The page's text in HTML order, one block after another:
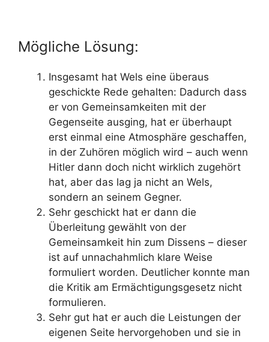
Mögliche Lösung:
Insgesamt hat Wels eine überaus
geschickte Rede gehalten: Dadurch dass
er von Gemeinsamkeiten mit der
Gegenseite ausging, hat er überhaupt
erst einmal eine Atmosphäre geschaffen,
in der Zuhören möglich wird – auch wenn
Hitler dann doch nicht wirklich zugehört
hat, aber das lag ja nicht an Wels,
sondern an seinem Gegner.
Sehr geschickt hat er dann die
Überleitung gewählt von der
Gemeinsamkeit hin zum Dissens – dieser
ist auf unnachahmlich klare Weise
formuliert worden. Deutlicher konnte man
die Kritik am Ermächtigungsgesetz nicht
formulieren.
Sehr gut hat er auch die Leistungen der
eigenen Seite hervorgehoben und sie in